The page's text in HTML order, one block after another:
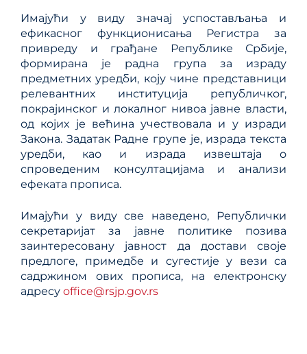
Имајући у виду значај успостављања и
ефикасног функционисања Регистра за
привреду и грађане Републике Србије,
формирана је радна група за израду
предметних уредби, коју чине представници
релевантних институција републичког,
покрајинског и локалног нивоа јавне власти,
од којих је већина учествовала и у изради
Закона. Задатак Радне групе је, израда текста
уредби, као и израда извештаја о
спроведеним консултацијама и анализи
ефеката прописа.
Имајући у виду све наведено, Републички
секретаријат за јавне политике позива
заинтересовану јавност да достави своје
предлоге, примедбе и сугестије у вези са
садржином ових прописа, на електронску
адресу office@rsjp.gov.rs